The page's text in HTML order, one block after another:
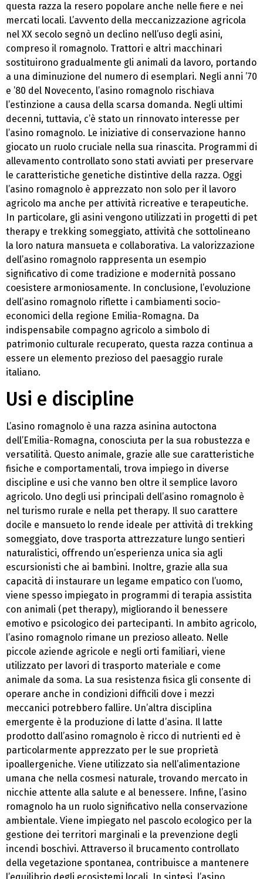
questa razza la resero popolare anche nelle fiere e nei
mercati locali. L’avvento della meccanizzazione agricola
nel XX secolo segnò un declino nell’uso degli asini,
compreso il romagnolo. Trattori e altri macchinari
sostituirono gradualmente gli animali da lavoro, portando
a una diminuzione del numero di esemplari. Negli anni ’70
e ’80 del Novecento, l’asino romagnolo rischiava
l’estinzione a causa della scarsa domanda. Negli ultimi
decenni, tuttavia, c’è stato un rinnovato interesse per
l’asino romagnolo. Le iniziative di conservazione hanno
giocato un ruolo cruciale nella sua rinascita. Programmi di
allevamento controllato sono stati avviati per preservare
le caratteristiche genetiche distintive della razza. Oggi
l’asino romagnolo è apprezzato non solo per il lavoro
agricolo ma anche per attività ricreative e terapeutiche.
In particolare, gli asini vengono utilizzati in progetti di pet
therapy e trekking someggiato, attività che sottolineano
la loro natura mansueta e collaborativa. La valorizzazione
dell’asino romagnolo rappresenta un esempio
significativo di come tradizione e modernità possano
coesistere armoniosamente. In conclusione, l’evoluzione
dell’asino romagnolo riflette i cambiamenti socio-
economici della regione Emilia-Romagna. Da
indispensabile compagno agricolo a simbolo di
patrimonio culturale recuperato, questa razza continua a
essere un elemento prezioso del paesaggio rurale
italiano.
Usi e discipline
L’asino romagnolo è una razza asinina autoctona
dell’Emilia-Romagna, conosciuta per la sua robustezza e
versatilità. Questo animale, grazie alle sue caratteristiche
fisiche e comportamentali, trova impiego in diverse
discipline e usi che vanno ben oltre il semplice lavoro
agricolo. Uno degli usi principali dell’asino romagnolo è
nel turismo rurale e nella pet therapy. Il suo carattere
docile e mansueto lo rende ideale per attività di trekking
someggiato, dove trasporta attrezzature lungo sentieri
naturalistici, offrendo un’esperienza unica sia agli
escursionisti che ai bambini. Inoltre, grazie alla sua
capacità di instaurare un legame empatico con l’uomo,
viene spesso impiegato in programmi di terapia assistita
con animali (pet therapy), migliorando il benessere
emotivo e psicologico dei partecipanti. In ambito agricolo,
l’asino romagnolo rimane un prezioso alleato. Nelle
piccole aziende agricole e negli orti familiari, viene
utilizzato per lavori di trasporto materiale e come
animale da soma. La sua resistenza fisica gli consente di
operare anche in condizioni difficili dove i mezzi
meccanici potrebbero fallire. Un’altra disciplina
emergente è la produzione di latte d’asina. Il latte
prodotto dall’asino romagnolo è ricco di nutrienti ed è
particolarmente apprezzato per le sue proprietà
ipoallergeniche. Viene utilizzato sia nell’alimentazione
umana che nella cosmesi naturale, trovando mercato in
nicchie attente alla salute e al benessere. Infine, l’asino
romagnolo ha un ruolo significativo nella conservazione
ambientale. Viene impiegato nel pascolo ecologico per la
gestione dei territori marginali e la prevenzione degli
incendi boschivi. Attraverso il brucamento controllato
della vegetazione spontanea, contribuisce a mantenere